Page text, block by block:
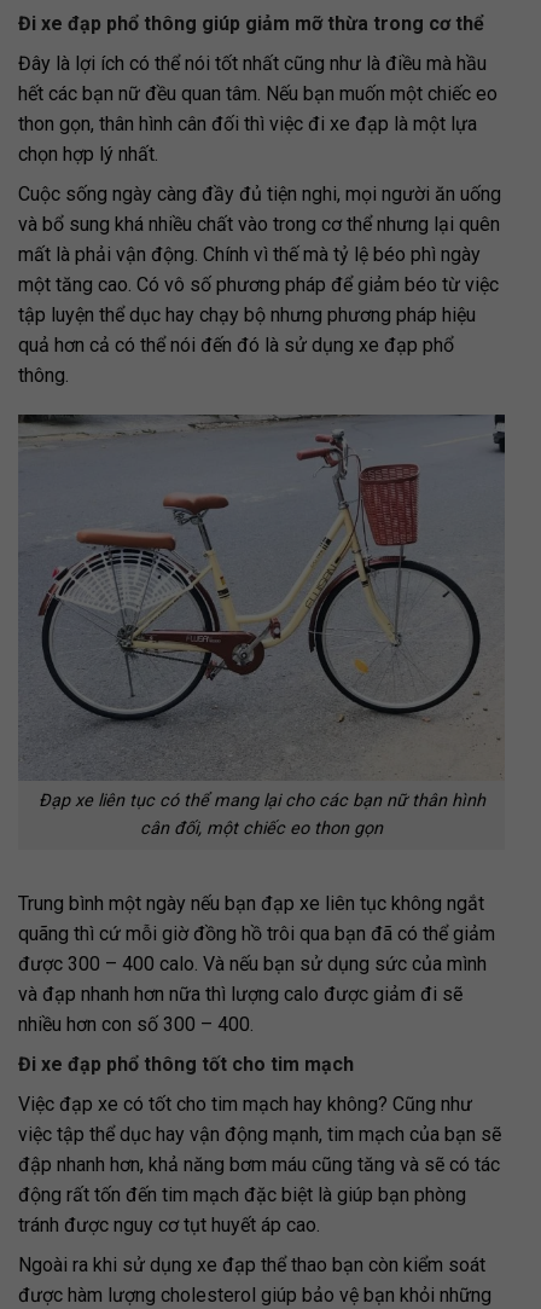
Đi xe đạp phổ thông giúp giảm mỡ thừa trong cơ thể
Đây là lợi ích có thể nói tốt nhất cũng như là điều mà hầu
hết các bạn nữ đều quan tâm. Nếu bạn muốn một chiếc eo
thon gọn, thân hình cân đối thì việc đi xe đạp là một lựa
chọn hợp lý nhất.
Cuộc sống ngày càng đầy đủ tiện nghi, mọi người ăn uống
và bổ sung khá nhiều chất vào trong cơ thể nhưng lại quên
mất là phải vận động. Chính vì thế mà tỷ lệ béo phì ngày
một tăng cao. Có vô số phương pháp để giảm béo từ việc
tập luyện thể dục hay chạy bộ nhưng phương pháp hiệu
quả hơn cả có thể nói đến đó là sử dụng xe đạp phổ
thông.
Đạp xe liên tục có thể mang lại cho các bạn nữ thân hình
cân đối, một chiếc eo thon gọn
Trung bình một ngày nếu bạn đạp xe liên tục không ngắt
quãng thì cứ mỗi giờ đồng hồ trôi qua bạn đã có thể giảm
được 300 – 400 calo. Và nếu bạn sử dụng sức của mình
và đạp nhanh hơn nữa thì lượng calo được giảm đi sẽ
nhiều hơn con số 300 – 400.
Đi xe đạp phổ thông tốt cho tim mạch
Việc đạp xe có tốt cho tim mạch hay không? Cũng như
việc tập thể dục hay vận động mạnh, tim mạch của bạn sẽ
đập nhanh hơn, khả năng bơm máu cũng tăng và sẽ có tác
động rất tốn đến tim mạch đặc biệt là giúp bạn phòng
tránh được nguy cơ tụt huyết áp cao.
Ngoài ra khi sử dụng xe đạp thể thao bạn còn kiểm soát
được hàm lượng cholesterol giúp bảo vệ bạn khỏi những